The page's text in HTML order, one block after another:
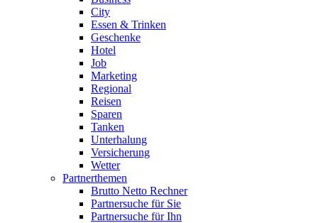
City
Essen & Trinken
Geschenke
Hotel
Job
Marketing
Regional
Reisen
Sparen
Tanken
Unterhalung
Versicherung
Wetter
Partnerthemen
Brutto Netto Rechner
Partnersuche für Sie
Partnersuche für Ihn